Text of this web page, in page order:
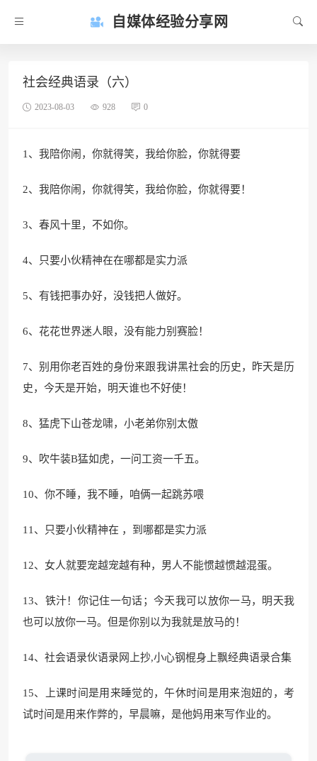
自媒体经验分享网
社会经典语录（六）
2023-08-03 928 0
1、我陪你闹，你就得笑，我给你脸，你就得要
2、我陪你闹，你就得笑，我给你脸，你就得要！
3、春风十里，不如你。
4、只要小伙精神在在哪都是实力派
5、有钱把事办好，没钱把人做好。
6、花花世界迷人眼，没有能力别赛脸！
7、别用你老百姓的身份来跟我讲黑社会的历史，昨天是历
史，今天是开始，明天谁也不好使！
8、猛虎下山苍龙啸，小老弟你别太傲
9、吹牛装B猛如虎，一问工资一千五。
10、你不睡，我不睡，咱俩一起跳苏喂
11、只要小伙精神在 ，到哪都是实力派
12、女人就要宠越宠越有种，男人不能惯越惯越混蛋。
13、铁汁！你记住一句话；今天我可以放你一马，明天我
也可以放你一马。但是你别以为我就是放马的！
14、社会语录伙语录网上抄,小心钢棍身上飘经典语录合集
15、上课时间是用来睡觉的，午休时间是用来泡妞的，考
试时间是用来作弊的，早晨嘛，是他妈用来写作业的。